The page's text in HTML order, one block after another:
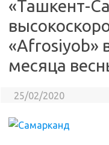
«Ташкент-
«Afrosiyob»
месяца
25/02/2020